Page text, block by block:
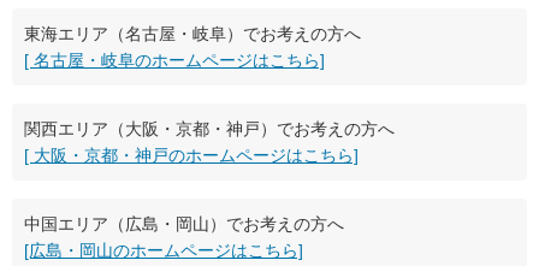
東海エリア（名古屋・岐阜）でお考えの方へ
[ 名古屋・岐阜のホームページはこちら]
関西エリア（大阪・京都・神戸）でお考えの方へ
[ 大阪・京都・神戸のホームページはこちら]
中国エリア（広島・岡山）でお考えの方へ
[広島・岡山のホームページはこちら]